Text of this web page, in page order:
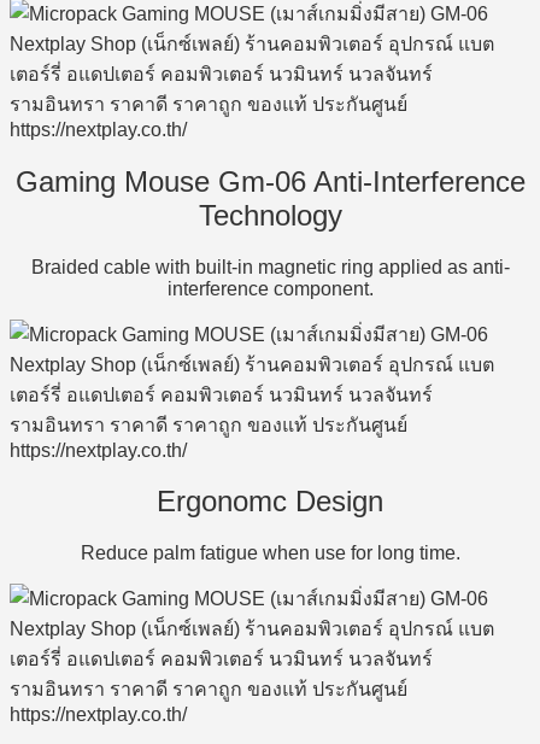
Gaming Mouse Gm-06 Anti-Interference
Technology
Braided cable with built-in magnetic ring applied as anti-
interference component.
Ergonomc Design
Reduce palm fatigue when use for long time.